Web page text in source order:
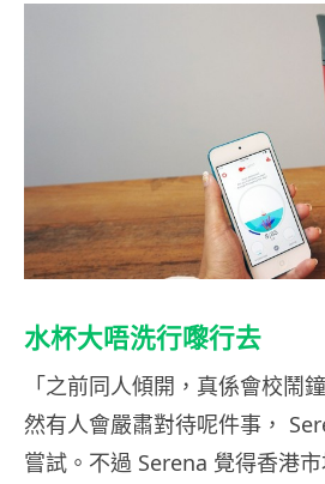
水杯大唔洗行嚟行去
「之前同人傾開，真係會校鬧
然有人會嚴肅對待呢件事，
嘗試。不過 Serena 覺得香港